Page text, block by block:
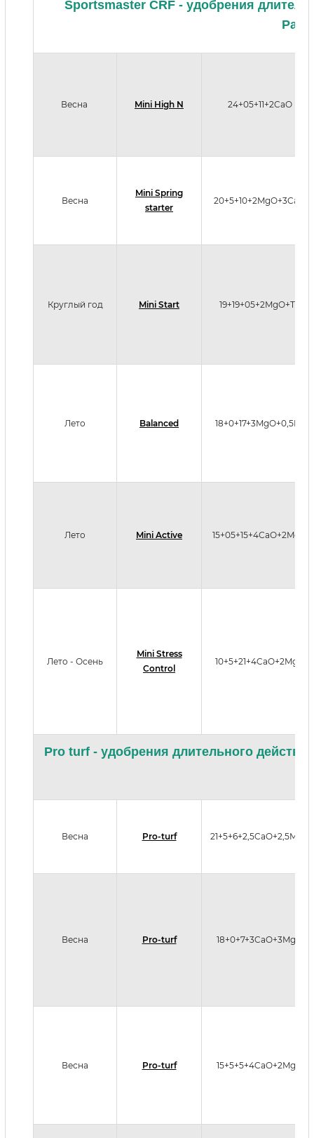
Sportsmaster CRF - удобрения
Весна Mini High N 24+05+11+2CaO
Весна
Mini Spring
starter
20+5+10+2MgO+3CaO
Круглый год Mini Start 19+19+05+2MgO+TE
Лето Balanced 18+0+17+3MgO+0,5Fe
Лето Mini Active 15+05+15+4СаО+2MgO
Лето - Осень
Mini Stress
Control
10+5+21+4CaO+2MgO
Pro turf - удобрения длительного
Весна Pro-turf 21+5+6+2,5CaO+2,5MgO
Весна Pro-turf 18+0+7+3CaO+3MgO
Весна Pro-turf 15+5+5+4CaO+2MgO